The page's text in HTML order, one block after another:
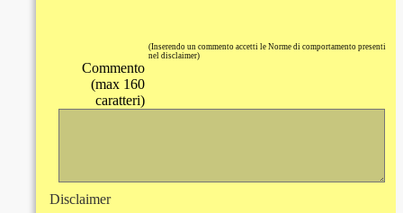
(Inserendo un commento accetti le Norme di comportamento presenti
nel disclaimer)
Commento
(max 160
caratteri)
Disclaimer